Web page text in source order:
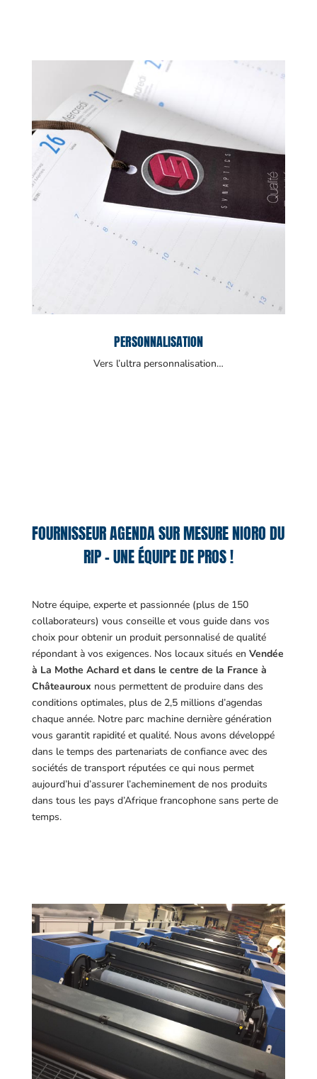
PERSONNALISATION
Vers l’ultra personnalisation…
FOURNISSEUR AGENDA SUR MESURE NIORO DU
RIP – UNE ÉQUIPE DE PROS !
Notre équipe, experte et passionnée (plus de 150
collaborateurs) vous conseille et vous guide dans vos
choix pour obtenir un produit personnalisé de qualité
répondant à vos exigences. Nos locaux situés en Vendée
à La Mothe Achard et dans le centre de la France à
Châteauroux nous permettent de produire dans des
conditions optimales, plus de 2,5 millions d’agendas
chaque année. Notre parc machine dernière génération
vous garantit rapidité et qualité. Nous avons développé
dans le temps des partenariats de confiance avec des
sociétés de transport réputées ce qui nous permet
aujourd’hui d’assurer l’acheminement de nos produits
dans tous les pays d’Afrique francophone sans perte de
temps.